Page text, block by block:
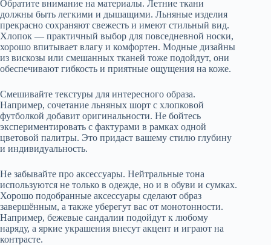
Обратите внимание на материалы. Летние ткани
должны быть легкими и дышащими. Льняные изделия
прекрасно сохраняют свежесть и имеют стильный вид.
Хлопок — практичный выбор для повседневной носки,
хорошо впитывает влагу и комфортен. Модные дизайны
из вискозы или смешанных тканей тоже подойдут, они
обеспечивают гибкость и приятные ощущения на коже.
Смешивайте текстуры для интересного образа.
Например, сочетание льняных шорт с хлопковой
футболкой добавит оригинальности. Не бойтесь
экспериментировать с фактурами в рамках одной
цветовой палитры. Это придаст вашему стилю глубину
и индивидуальность.
Не забывайте про аксессуары. Нейтральные тона
используются не только в одежде, но и в обуви и сумках.
Хорошо подобранные аксессуары сделают образ
завершённым, а также уберегут вас от монотонности.
Например, бежевые сандалии подойдут к любому
наряду, а яркие украшения внесут акцент и играют на
контрасте.